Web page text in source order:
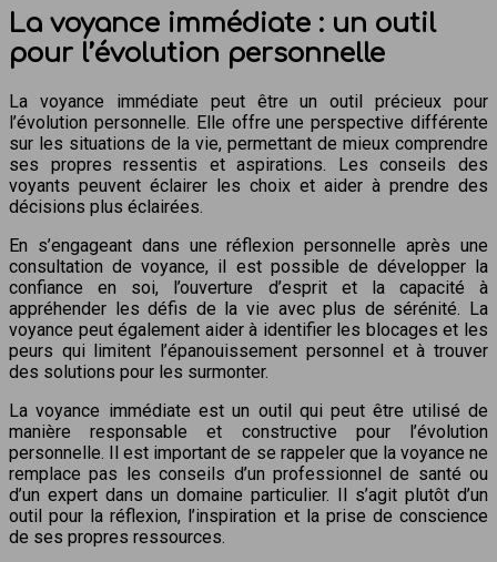
La voyance immédiate : un outil
pour l’évolution personnelle
La voyance immédiate peut être un outil précieux pour
l’évolution personnelle. Elle offre une perspective différente
sur les situations de la vie, permettant de mieux comprendre
ses propres ressentis et aspirations. Les conseils des
voyants peuvent éclairer les choix et aider à prendre des
décisions plus éclairées.
En s’engageant dans une réflexion personnelle après une
consultation de voyance, il est possible de développer la
confiance en soi, l’ouverture d’esprit et la capacité à
appréhender les défis de la vie avec plus de sérénité. La
voyance peut également aider à identifier les blocages et les
peurs qui limitent l’épanouissement personnel et à trouver
des solutions pour les surmonter.
La voyance immédiate est un outil qui peut être utilisé de
manière responsable et constructive pour l’évolution
personnelle. Il est important de se rappeler que la voyance ne
remplace pas les conseils d’un professionnel de santé ou
d’un expert dans un domaine particulier. Il s’agit plutôt d’un
outil pour la réflexion, l’inspiration et la prise de conscience
de ses propres ressources.